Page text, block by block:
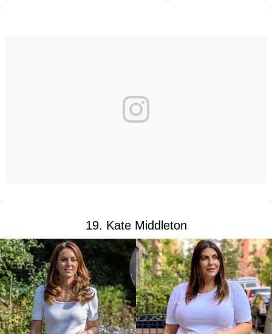
19. Kate Middleton